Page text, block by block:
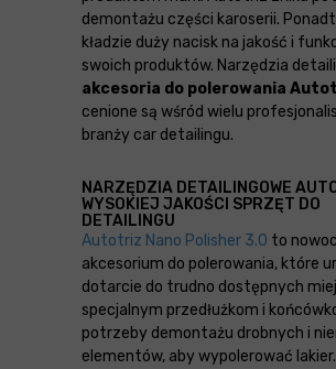
demontażu części karoserii.
kładzie duży nacisk na jakość i
swoich produktów. Narzędzia
akcesoria do polerowania
cenione są wśród wielu
branży car detailingu.
NARZĘDZIA DETAILINGOWE
WYSOKIEJ JAKOŚCI SPRZĘT DO
DETAILINGU
Autotriz Nano Polisher 3.0 to
akcesorium do polerowania, które
dotarcie do trudno dostępnych
specjalnym przedłużkom i
potrzeby demontażu drobnych i
elementów, aby wypolerować lakier.